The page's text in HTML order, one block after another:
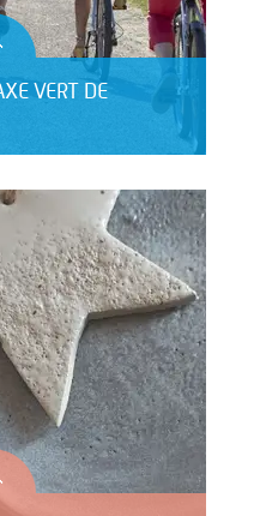
VERT DE